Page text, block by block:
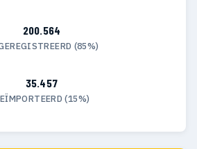
200.564
(85%)
35.457
(15%)